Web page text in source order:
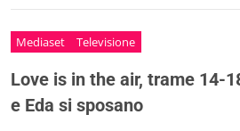
Mediaset Televisione
Love is in the air, trame 14-
e Eda si sposano